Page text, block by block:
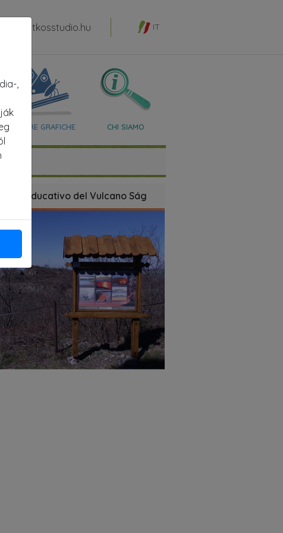
IT
OPERE GRAFICHE CHI SIAMO
educativo del Vulcano Ság
,